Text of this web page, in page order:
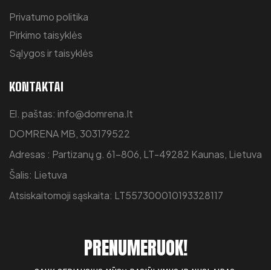
Privatumo politika
Pirkimo taisyklės
Sąlygos ir taisyklės
KONTAKTAI
El. paštas: info@domrena.lt
DOMRENA MB, 303179522
Adresas : Partizanų g. 61-806, LT-49282 Kaunas, Lietuva
Šalis: Lietuva
Atsiskaitomoji sąskaita: LT557300010193328117
PRENUMERUOK!